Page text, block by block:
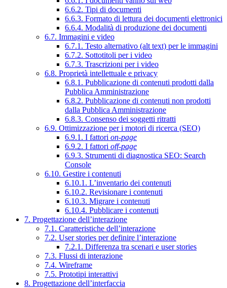
6.6.2. Tipi di documenti
6.6.3. Formato di lettura dei documenti elettronici
6.6.4. Modalità di produzione dei documenti
6.7. Immagini e video
6.7.1. Testo alternativo (alt text) per le immagini
6.7.2. Sottotitoli per i video
6.7.3. Trascrizioni per i video
6.8. Proprietà intellettuale e privacy
6.8.1. Pubblicazione di contenuti prodotti dalla
Pubblica Amministrazione
6.8.2. Pubblicazione di contenuti non prodotti
dalla Pubblica Amministrazione
6.8.3. Consenso dei soggetti ritratti
6.9. Ottimizzazione per i motori di ricerca (SEO)
6.9.1. I fattori on-page
6.9.2. I fattori off-page
6.9.3. Strumenti di diagnostica SEO: Search
Console
6.10. Gestire i contenuti
6.10.1. L’inventario dei contenuti
6.10.2. Revisionare i contenuti
6.10.3. Migrare i contenuti
6.10.4. Pubblicare i contenuti
7. Progettazione dell’interazione
7.1. Caratteristiche dell’interazione
7.2. User stories per definire l’interazione
7.2.1. Differenza tra scenari e user stories
7.3. Flussi di interazione
7.4. Wireframe
7.5. Prototipi interattivi
8. Progettazione dell’interfaccia